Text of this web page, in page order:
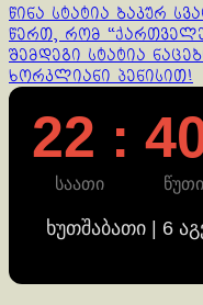
Continue
Reading
წინა სტატია ბაკურ
წერთ, რომ
შემდეგი სტატია
ხორკლიანი პენისით!
22 :
საათი წუთი
ხუთშაბათი | 6